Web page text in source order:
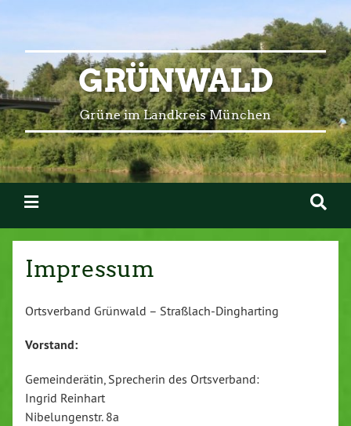
GRÜNWALD
Grüne im Landkreis München
Impressum
Ortsverband Grünwald – Straßlach-Dingharting
Vorstand:
Gemeinderätin, Sprecherin des Ortsverband:
Ingrid Reinhart
Nibelungenstr. 8a